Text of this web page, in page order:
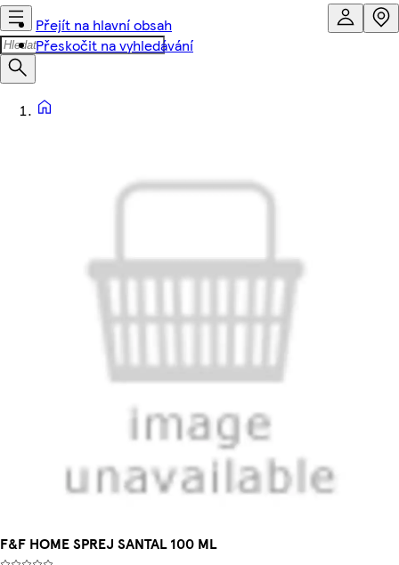
Přejít na hlavní obsah
Přeskočit na vyhledávání
F&F HOME SPREJ SANTAL 100 ML